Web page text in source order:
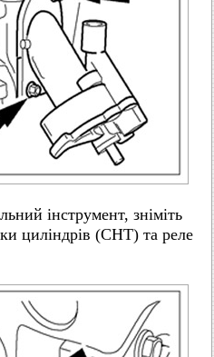
інструмент, зніміть
циліндрів (CHT) та реле